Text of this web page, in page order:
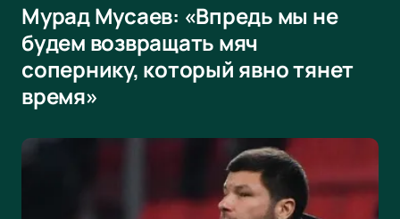
Мурад Мусаев: «Впредь мы не
будем возвращать мяч
сопернику, который явно тянет
время»